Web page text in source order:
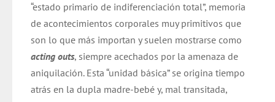
“estado primario de indiferenciación total”, memoria
de acontecimientos corporales muy primitivos que
son lo que más importan y suelen mostrarse como
acting outs, siempre acechados por la amenaza de
aniquilación. Esta “unidad básica” se origina tiempo
atrás en la dupla madre-bebé y, mal transitada,